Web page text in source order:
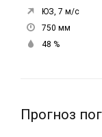
ЮЗ, 7 м/с
750 мм
48 %
Прогноз